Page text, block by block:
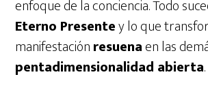
enfoque de la conciencia. Todo
Eterno Presentey lo que
manifestaciónresuenaen las
pentadimensionalidad abierta.